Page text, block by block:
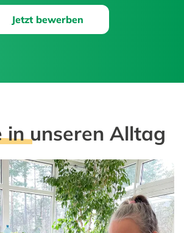
Jetzt bewerben
inunseren Alltag